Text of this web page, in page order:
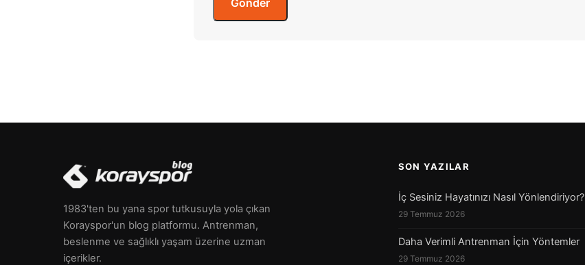
1983'ten bu yana spor tutkusuyla yola çıkan
Korayspor'un blog platformu. Antrenman,
beslenme ve sağlıklı yaşam üzerine uzman
içerikler.
SON YAZILAR
İç Sesiniz Hayatınızı Nasıl Yönlendiriyor?
29 Temmuz 2026
Daha Verimli Antrenman İçin Yöntemler
29 Temmuz 2026